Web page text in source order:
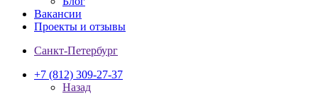
Вакансии
Проекты и отзывы
Санкт-Петербург
+7 (812) 309-27-37
Назад